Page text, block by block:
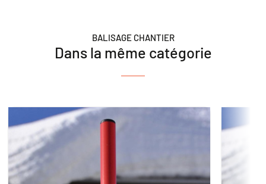
BALISAGE CHANTIER
Dans la même catégorie